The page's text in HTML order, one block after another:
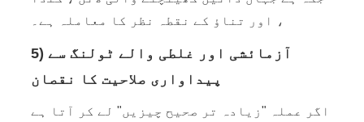
، اور تناؤ کے نقطہ نظر کا معاملہ ہے۔
5) آزمائشی اور غلطی والے ٹولنگ سے
پیداواری صلاحیت کا نقصان
اگر عملہ "زیادہ تر صحیح چیزیں" لے کر آتا ہے